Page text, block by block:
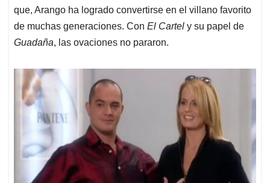
que, Arango ha logrado convertirse en el villano favorito
de muchas generaciones. Con El Cartel y su papel de
Guadaña, las ovaciones no pararon.